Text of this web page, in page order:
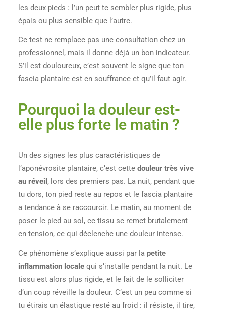
les deux pieds : l’un peut te sembler plus rigide, plus
épais ou plus sensible que l’autre.
Ce test ne remplace pas une consultation chez un
professionnel, mais il donne déjà un bon indicateur.
S’il est douloureux, c’est souvent le signe que ton
fascia plantaire est en souffrance et qu’il faut agir.
Pourquoi la douleur est-
elle plus forte le matin ?
Un des signes les plus caractéristiques de
l’aponévrosite plantaire, c’est cettedouleur très vive
au réveil , lors des premiers pas. La nuit, pendant que
tu dors, ton pied reste au repos et le fascia plantaire
a tendance à se raccourcir. Le matin, au moment de
poser le pied au sol, ce tissu se remet brutalement
en tension, ce qui déclenche une douleur intense.
Ce phénomène s’explique aussi par lapetite
inflammation locale qui s’installe pendant la nuit. Le
tissu est alors plus rigide, et le fait de le solliciter
d’un coup réveille la douleur. C’est un peu comme si
tu étirais un élastique resté au froid : il résiste, il tire,